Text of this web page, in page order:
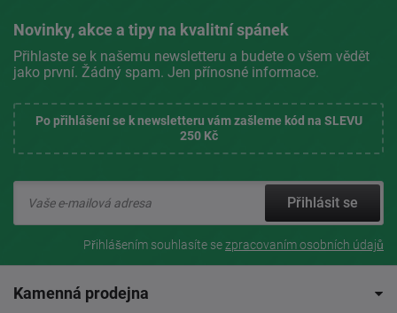
Novinky, akce a tipy na kvalitní spánek
Přihlaste se k našemu newsletteru a budete o všem vědět
jako první. Žádný spam. Jen přínosné informace.
Po přihlášení se k newsletteru vám zašleme kód na SLEVU
250 Kč
Přihlásit se
Přihlášením souhlasíte sezpracovaním osobních údajů
Kamenná prodejna